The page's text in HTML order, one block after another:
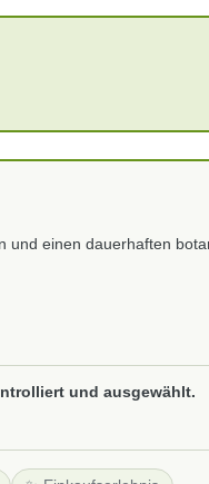
einen dauerhaften
und ausgewählt.